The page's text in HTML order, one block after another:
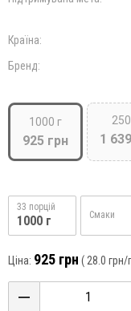
Країна:
Бренд:
1000 г
925 грн 1
33 порцій
1000 г Смаки
Ціна: 925 грн ( 28.0 грн/